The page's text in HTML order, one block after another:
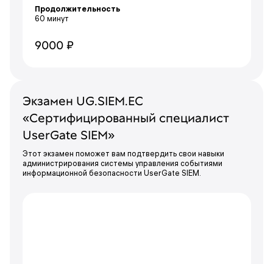
Продолжительность
60 минут
9000 ₽
Экзамен UG.SIEM.EC
«Сертифицированный специалист
UserGate SIEM»
Этот экзамен поможет вам подтвердить свои навыки
администрирования системы управления событиями
информационной безопасности UserGate SIEM.